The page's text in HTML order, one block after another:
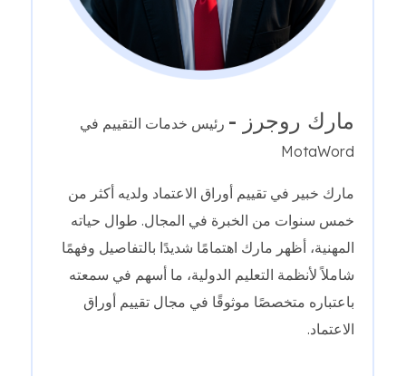
مارك روجرز - رئيس خدمات التقييم في
MotaWord
مارك خبير في تقييم أوراق الاعتماد ولديه أكثر من
خمس سنوات من الخبرة في المجال. طوال حياته
المهنية، أظهر مارك اهتمامًا شديدًا بالتفاصيل وفهمًا
شاملاً لأنظمة التعليم الدولية، ما أسهم في سمعته
باعتباره متخصصًا موثوقًا في مجال تقييم أوراق
الاعتماد.